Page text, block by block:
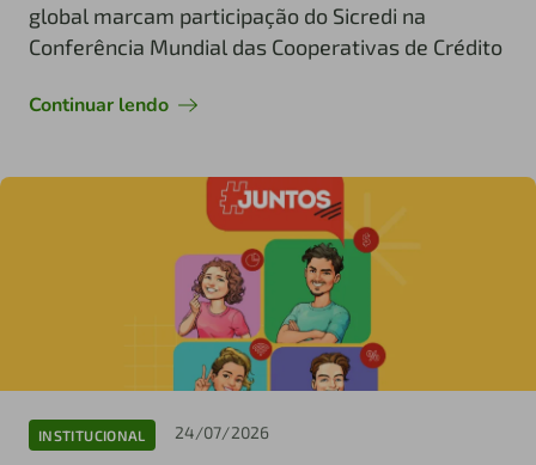
global marcam participação do Sicredi na
Conferência Mundial das Cooperativas de Crédito
Continuar lendo
INSTITUCIONAL 24/07/2026